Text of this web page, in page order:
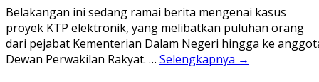
Belakangan ini sedang ramai berita mengenai kasus
proyek KTP elektronik, yang melibatkan puluhan orang
dari pejabat Kementerian Dalam Negeri hingga ke
Dewan Perwakilan Rakyat. … Selengkapnya →